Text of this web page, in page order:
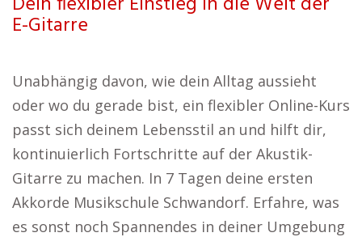
E-Gitarre
Unabhängig davon, wie dein Alltag aussieht
oder wo du gerade bist, ein flexibler Online-Kurs
passt sich deinem Lebensstil an und hilft dir,
kontinuierlich Fortschritte auf der Akustik-
Gitarre zu machen. In 7 Tagen deine ersten
Akkorde Musikschule Schwandorf. Erfahre, was
es sonst noch Spannendes in deiner Umgebung